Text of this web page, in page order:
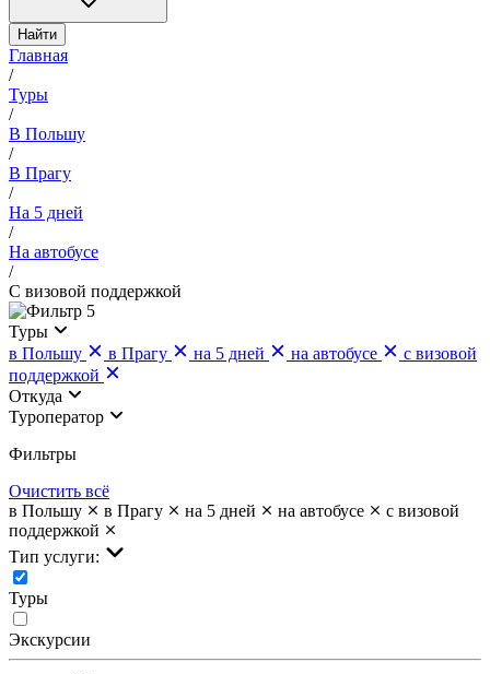
Найти
Главная
/
Туры
/
В Польшу
/
В Прагу
/
На 5 дней
/
На автобусе
/
С визовой поддержкой
5
Туры
в Польшу
в Прагу на 5 дней на автобусе
с визовой
поддержкой
Откуда
Туроператор
Фильтры
Очистить всё
в Польшу
в Прагу на 5 дней на автобусе
с визовой
поддержкой
Тип услуги:
Туры
Экскурсии